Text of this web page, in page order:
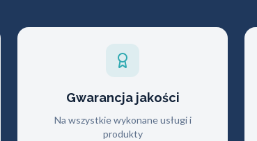
Gwarancja jakości
Na wszystkie wykonane usługi i
produkty